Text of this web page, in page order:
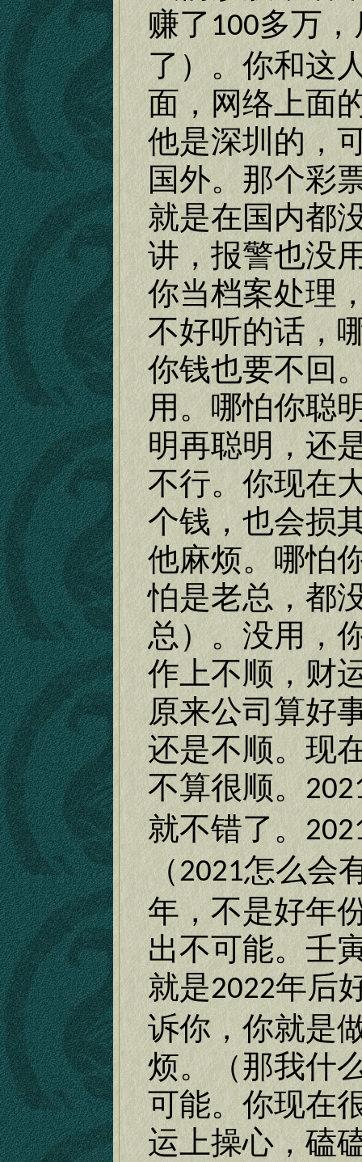
赚了100多万
了）。你和这
面，网络上面
他是深圳的，
国外。那个彩
就是在国内都
讲，报警也没
你当档案处理
不好听的话，
你钱也要不回
用。哪怕你聪
明再聪明，还
不行。你现在
个钱，也会损
他麻烦。哪怕
怕是老总，都
总）。没用，
作上不顺，财
原来公司算好
还是不顺。现
不算很顺。
就不错了。
（2021怎么会
年，不是好年
出不可能。壬
就是2022年后
诉你，你就是
烦。（那我什
可能。你现在
运上操心，磕